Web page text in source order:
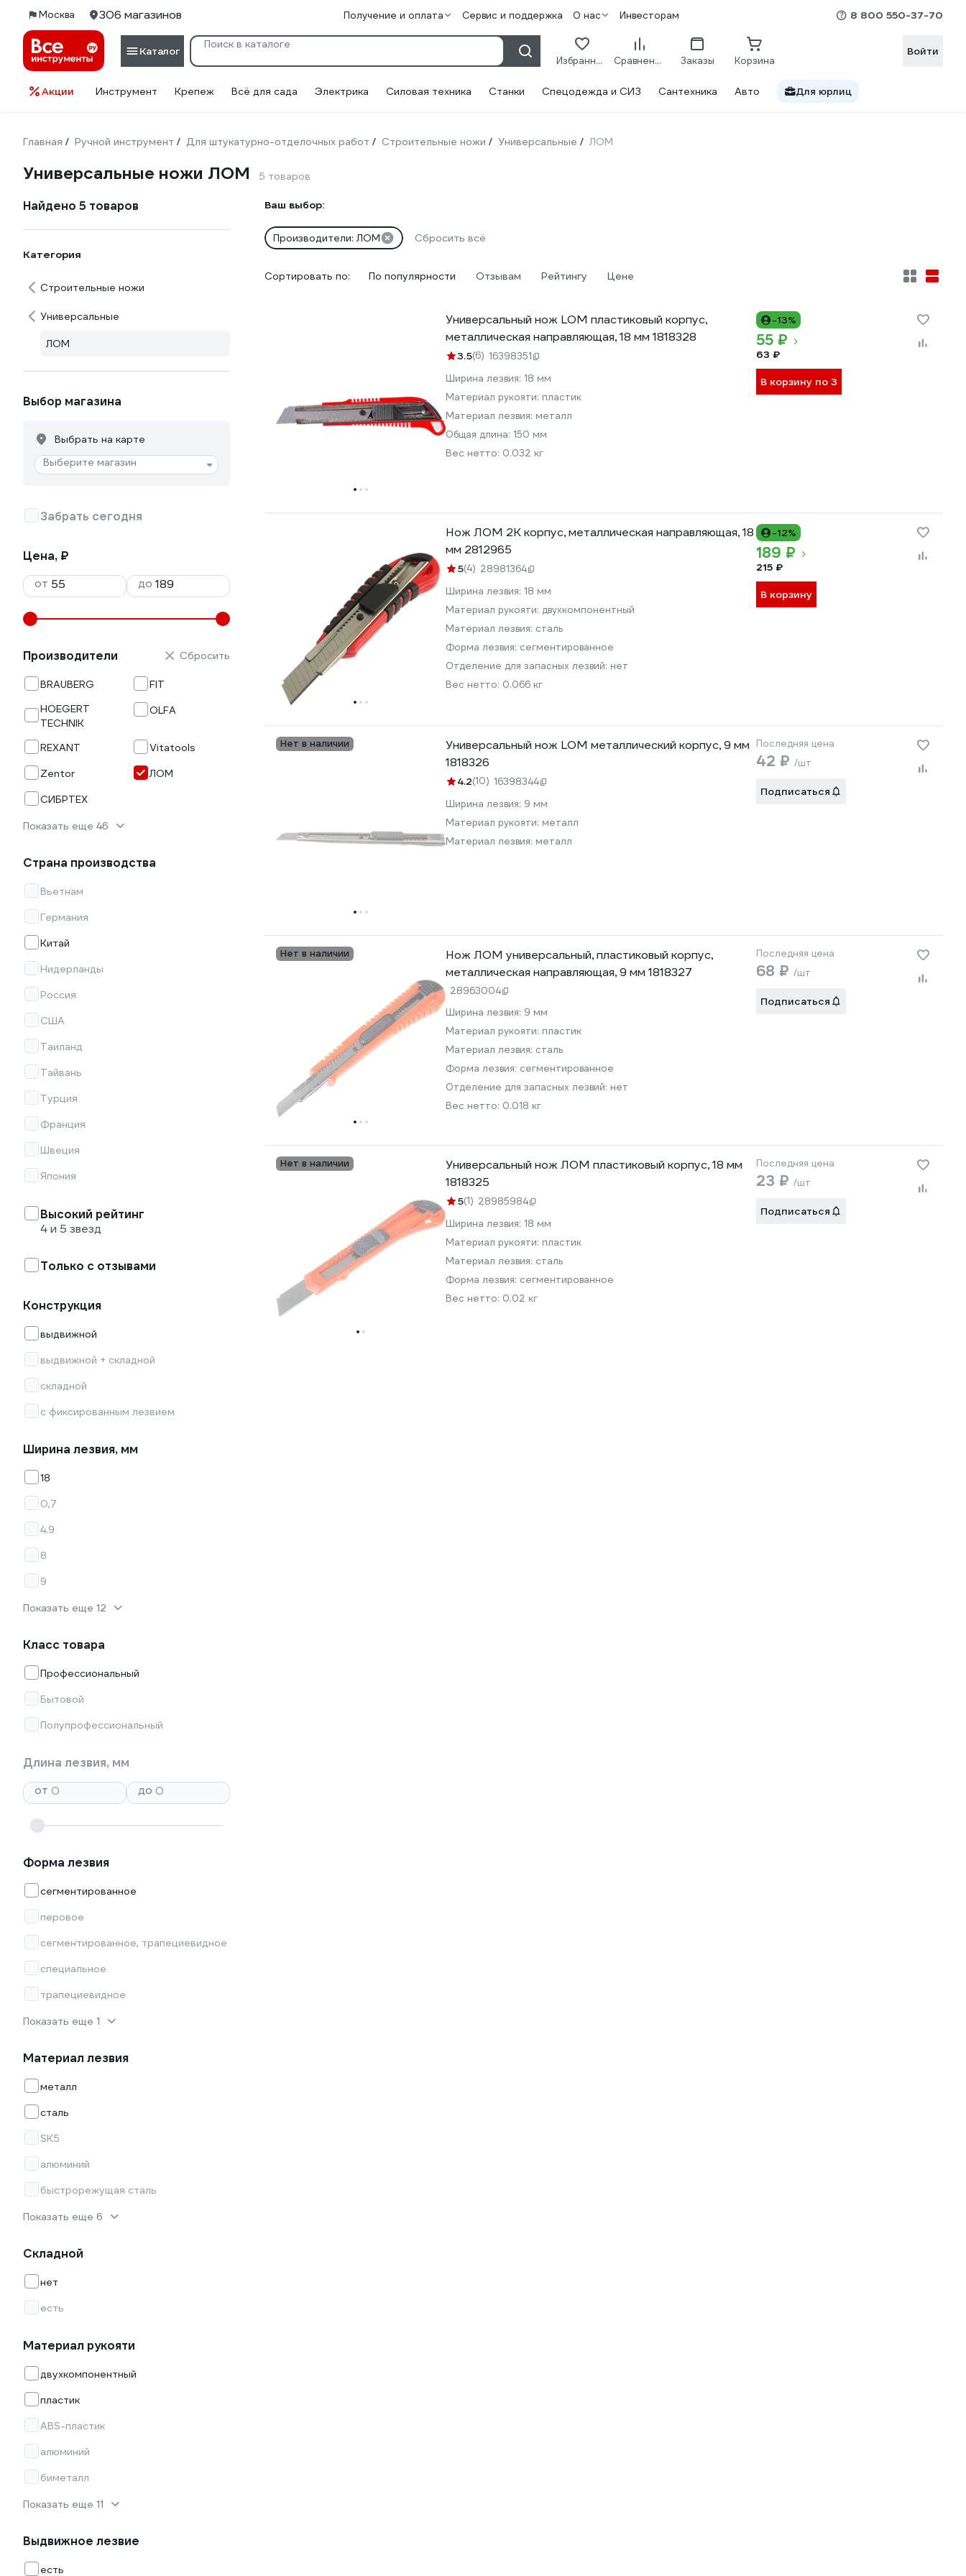
Москва 306 магазинов Получение и оплата Сервис и поддержка О нас Инвесторам 8 800 550-37-70
Каталог
Избранное Сравнение Заказы Корзина
Войти
Акции Инструмент Крепеж Всё для сада Электрика Силовая техника Станки Спецодежда и СИЗ Сантехника Авто Для юрлиц
Главная / Ручной инструмент / Для штукатурно-отделочных работ / Строительные ножи / Универсальные / ЛОМ
Универсальные ножи ЛОМ 5 товаров
Найдено 5 товаров
Категория
Строительные ножи
Универсальные
ЛОМ
Выбор магазина
Выбрать на карте
Выберите магазин
Забрать сегодня
Цена, ₽
от
до
Производители
BRAUBERG
FIT
HOEGERT
TECHNIK
OLFA
REXANT
Vitatools
Zentor
ЛОМ
СИБРТЕХ
Показать еще 46
Сбросить
Страна производства
Вьетнам
Германия
Китай
Нидерланды
Россия
США
Таиланд
Тайвань
Турция
Франция
Швеция
Япония
Высокий рейтинг
4 и 5 звезд
Только с отзывами
Конструкция
выдвижной
выдвижной + складной
складной
с фиксированным лезвием
Ширина лезвия, мм
18
0,7
4.9
8
9
Показать еще 12
Класс товара
Профессиональный
Бытовой
Полупрофессиональный
Длина лезвия, мм
от
до
Форма лезвия
сегментированное
перовое
сегментированное, трапециевидное
специальное
трапециевидное
Показать еще 1
Материал лезвия
металл
сталь
SK5
алюминий
быстрорежущая сталь
Показать еще 6
Складной
нет
есть
Материал рукояти
двухкомпонентный
пластик
ABS-пластик
алюминий
биметалл
Показать еще 11
Выдвижное лезвие
есть
Ваш выбор:
Производители: ЛОМ Сбросить всё
Сортировать по: По популярности Отзывам Рейтингу Цене
Универсальный нож LOM пластиковый корпус,
металлическая направляющая, 18 мм 1818328
3.5(6) 16398351
Ширина лезвия: 18 мм
Материал рукояти: пластик
Материал лезвия: металл
Общая длина: 150 мм
Вес нетто: 0.032 кг
-13%
55 ₽
63 ₽
В корзину по 3
Нож ЛОМ 2К корпус, металлическая направляющая, 18
мм 2812965
5(4) 28981364
Ширина лезвия: 18 мм
Материал рукояти: двухкомпонентный
Материал лезвия: сталь
Форма лезвия: сегментированное
Отделение для запасных лезвий: нет
Вес нетто: 0.066 кг
-12%
189 ₽
215 ₽
В корзину
Нет в наличии
Универсальный нож LOM металлический корпус, 9 мм
1818326
4.2(10) 16398344
Ширина лезвия: 9 мм
Материал рукояти: металл
Материал лезвия: металл
Последняя цена
42 ₽ /шт
Подписаться
Нет в наличии
Нож ЛОМ универсальный, пластиковый корпус,
металлическая направляющая, 9 мм 1818327
28963004
Ширина лезвия: 9 мм
Материал рукояти: пластик
Материал лезвия: сталь
Форма лезвия: сегментированное
Отделение для запасных лезвий: нет
Вес нетто: 0.018 кг
Последняя цена
68 ₽ /шт
Подписаться
Нет в наличии
Универсальный нож ЛОМ пластиковый корпус, 18 мм
1818325
5(1) 28985984
Ширина лезвия: 18 мм
Материал рукояти: пластик
Материал лезвия: сталь
Форма лезвия: сегментированное
Вес нетто: 0.02 кг
Последняя цена
23 ₽ /шт
Подписаться